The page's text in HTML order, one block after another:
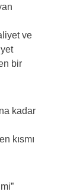
ve
bir
kadar
kısmı